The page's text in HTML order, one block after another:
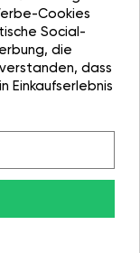
Cookies
Social-
die
dass
Einkaufserlebnis